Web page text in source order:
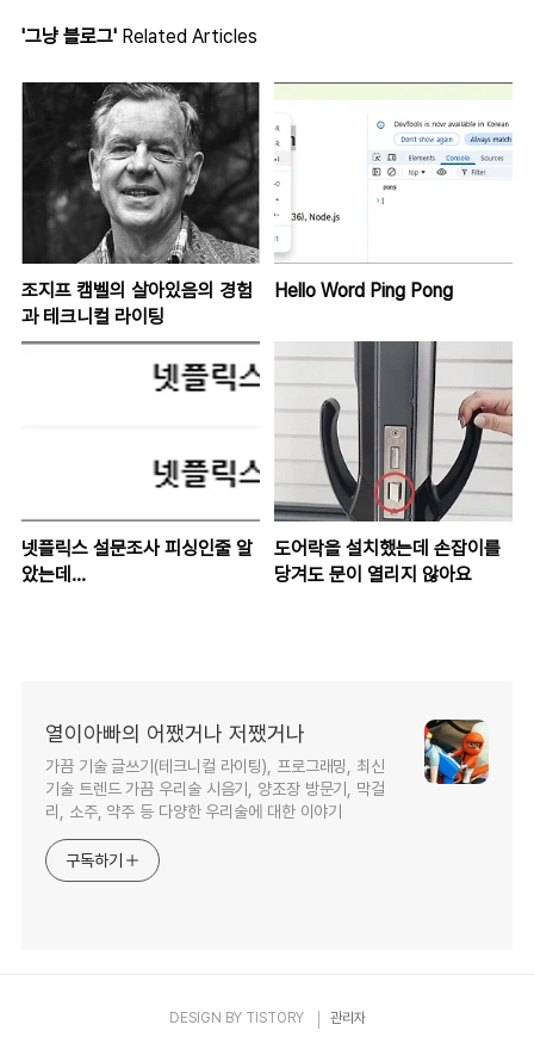
'그냥 블로그' Related Articles
조지프 캠벨의 살아있음의 경험
과 테크니컬 라이팅
Hello Word Ping Pong
넷플릭스 설문조사 피싱인줄 알
았는데...
도어락을 설치했는데 손잡이를
당겨도 문이 열리지 않아요
열이아빠의 어쨌거나 저쨌거나
가끔 기술 글쓰기(테크니컬 라이팅), 프로그래밍, 최신
기술 트렌드 가끔 우리술 시음기, 양조장 방문기, 막걸
리, 소주, 약주 등 다양한 우리술에 대한 이야기
구독하기
DESIGN BY TISTORY 관리자